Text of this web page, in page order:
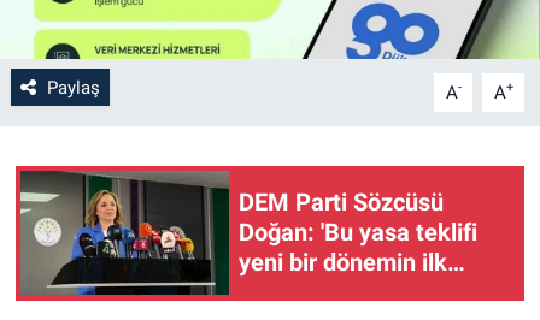
Paylaş A- A+
DEM Parti Sözcüsü
Doğan: 'Bu yasa teklifi
yeni bir dönemin ilk